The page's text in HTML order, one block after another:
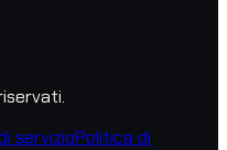
servizioPolitica di